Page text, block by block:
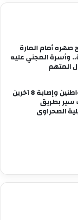
أمام المارة
وأسرة المجني عليه
المتهم
مصرع مواطنين وإصابة 8 آخرين
بطريق
الصحراوى